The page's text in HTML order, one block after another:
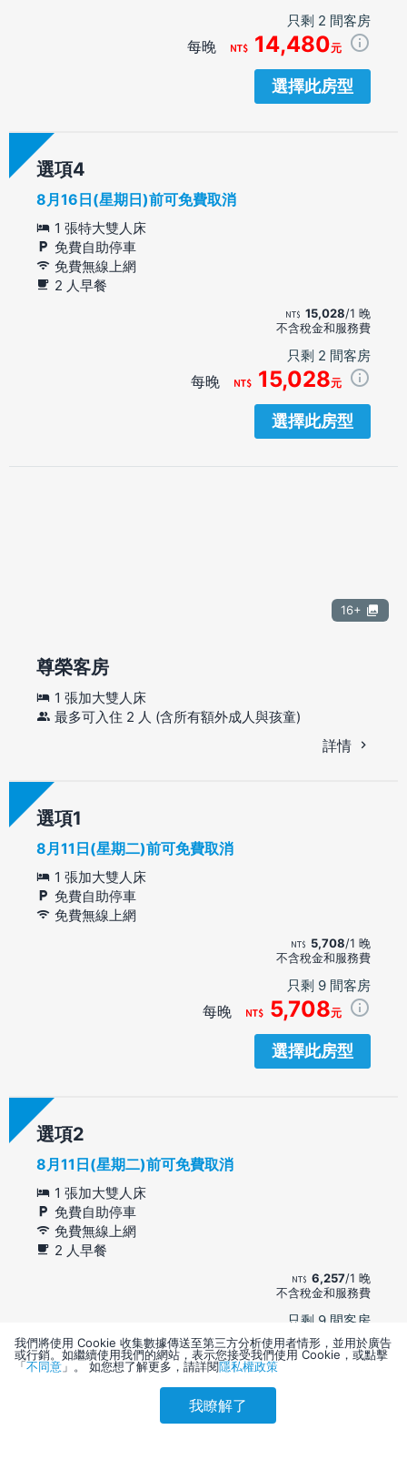
只剩 2 間客房
每晚 14,480元
選擇此房型
選項
8月16日(星期日)前可免費取消
1 張特大雙人床
免費自助停車
免費無線上網
2 人早餐
15,028/1 晚
不含稅金和服務費
只剩 2 間客房
每晚 15,028元
選擇此房型
16+
尊榮客房
1 張加大雙人床
最多可入住 2 人 (含所有額外成人與孩童)
詳情
選項
8月11日(星期二)前可免費取消
1 張加大雙人床
免費自助停車
免費無線上網
5,708/1 晚
不含稅金和服務費
只剩 9 間客房
每晚 5,708元
選擇此房型
選項
8月11日(星期二)前可免費取消
1 張加大雙人床
免費自助停車
免費無線上網
2 人早餐
6,257/1 晚
不含稅金和服務費
只剩 9 間客房
每晚 6,257 元
選擇此房型
刷卡優惠 會員訂購
我們將使用 Cookie 收集數據傳送至第三方分析使用者情形，並用於廣告
或行銷。如繼續使用我們的網站，表示您接受我們使用 Cookie，或點擊
「不同意 」。 如您想了解更多，請詳閱隱私權政策
我瞭解了